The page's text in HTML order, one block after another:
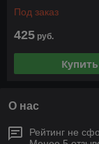
Под заказ
425 руб.
Купить
О нас
Рейтинг не